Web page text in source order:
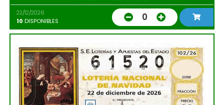
22/12/2026
10 DISPONIBLES 0